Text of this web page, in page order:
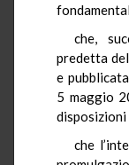
che,
predetta
e
5 maggio
che